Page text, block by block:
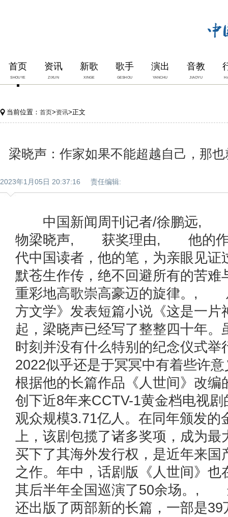
首页
SHOUYE
资讯
ZIXUN
新歌
XINGE
歌手
GESHOU
演出
YANCHU
音教
JIAOYU
当前位置： 首页>资讯>正文
梁晓声：作家如果不能超越自己，那
2023年1月05日 20:37:16 责任编辑:
中国新闻周刊记者/徐鹏远,
物梁晓声, 获奖理由, 他的作
代中国读者，他的笔，为亲眼见证
默苍生作传，绝不回避所有的苦难
重彩地高歌崇高豪迈的旋律。,
方文学》发表短篇小说《这是一片
起，梁晓声已经写了整整四十年。
时刻并没有什么特别的纪念仪式举
2022似乎还是于冥冥中有着些
根据他的长篇作品《人世间》改编
创下近8年来CCTV-1黄金档电视
观众规模3.71亿人。在同年颁发的
上，该剧包揽了诸多奖项，成为
买下了其海外发行权，是近年来国
之作。年中，话剧版《人世间》也
其后半年全国巡演了50余场。,
还出版了两部新的长篇，一部是39